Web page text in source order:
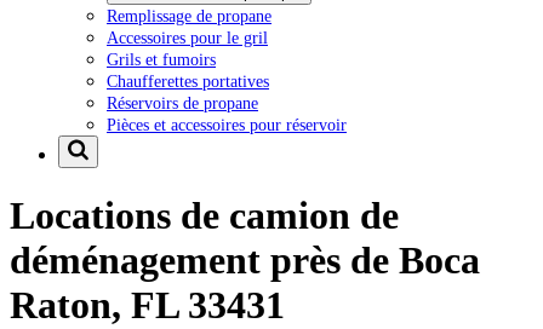
Remplissage de propane
Accessoires pour le gril
Grils et fumoirs
Chaufferettes portatives
Réservoirs de propane
Pièces et accessoires pour réservoir
Locations de camion de
déménagement près de Boca
Raton, FL 33431